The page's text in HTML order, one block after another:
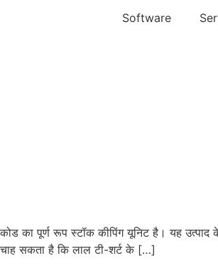
Software
पूर्ण रूप स्टॉक कीपिंग यूनिट है। यह उत्पाद के
सकता है कि लाल टी-शर्ट के […]